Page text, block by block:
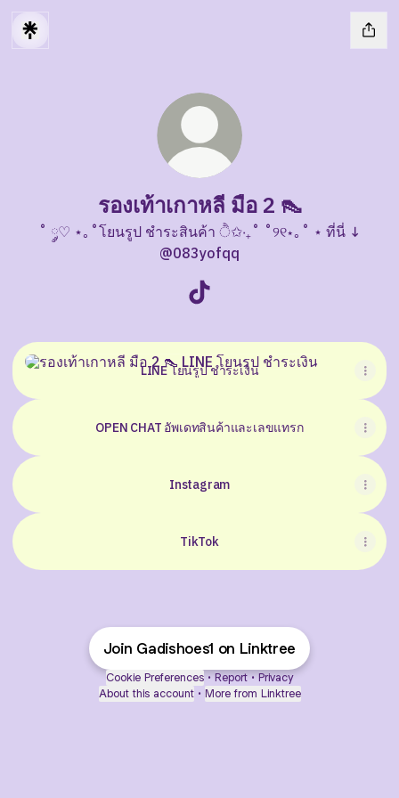
รองเท้าเกาหลี มือ 2 👠
˚ ༘♡ ⋆｡˚โยนรูป ชำระสินค้า ੈ✩‧₊˚ ˚୨୧⋆｡˚ ⋆ ที่นี่ ↓
@083yofqq
LINE โยนรูป ชำระเงิน
LINE โยนรูป ชำระเงิน
OPEN CHAT อัพเดทสินค้าและเลขแทรก
Instagram
TikTok
Join Gadishoes1 on Linktree
Cookie Preferences • Report • Privacy
About this account • More from Linktree